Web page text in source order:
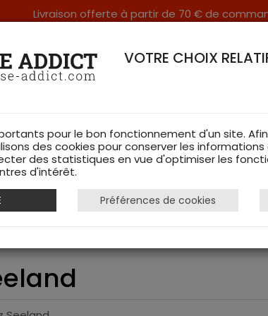
Livraison offerte à partir de 70 € de
DANS LES VOSGES & SUR INTERNET
DE CHASSE RAYON FEMME CHAUSSURES
Pac Seeland
VOTRE CHOIX
pour le bon fonctionnement d'un site.
des cookies pour conserver les
des statistiques en vue d'optimiser les
d'intérêt.
Préférences de cookies